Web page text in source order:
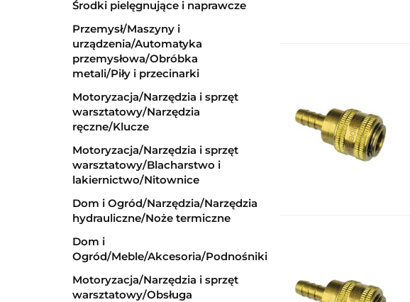
Środki pielęgnujące i naprawcze
Przemysł/Maszyny i
urządzenia/Automatyka
przemysłowa/Obróbka
metali/Piły i przecinarki
Motoryzacja/Narzędzia i sprzęt
warsztatowy/Narzędzia
ręczne/Klucze
Motoryzacja/Narzędzia i sprzęt
warsztatowy/Blacharstwo i
lakiernictwo/Nitownice
Dom i Ogród/Narzędzia/Narzędzia
hydrauliczne/Noże termiczne
Dom i
Ogród/Meble/Akcesoria/Podnośniki
Motoryzacja/Narzędzia i sprzęt
warsztatowy/Obsługa